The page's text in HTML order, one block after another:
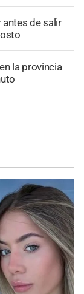
antes de salir
la provincia